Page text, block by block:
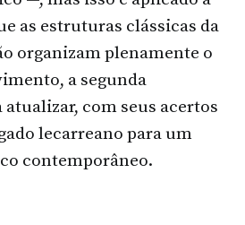
as estruturas clássicas da
organizam plenamente o
a segunda
com seus acertos
lecarreano para um
contemporâneo.